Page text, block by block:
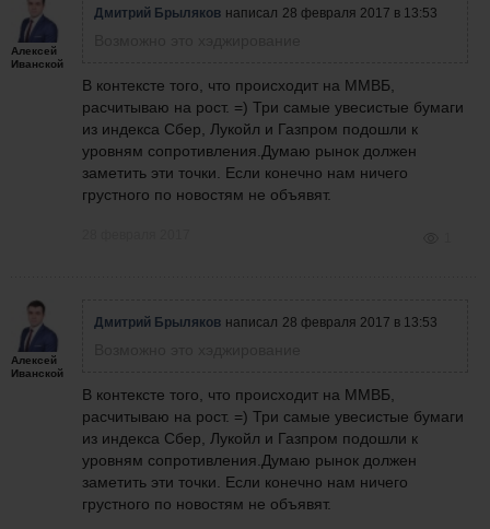
Алексей
Иванской
Дмитрий Брыляков написал 28 февраля 2017 в 13:53
В контексте того, что происходит на ММВБ,
расчитываю на рост. =) Три самые увесистые бумаги
из индекса Сбер, Лукойл и Газпром подошли к
уровням сопротивления.Думаю рынок должен
заметить эти точки. Если конечно нам ничего
грустного по новостям не объявят.
Алексей
Иванской
Дмитрий Брыляков написал 28 февраля 2017 в 13:53
В контексте того, что происходит на ММВБ,
расчитываю на рост. =) Три самые увесистые бумаги
из индекса Сбер, Лукойл и Газпром подошли к
уровням сопротивления.Думаю рынок должен
заметить эти точки. Если конечно нам ничего
грустного по новостям не объявят.